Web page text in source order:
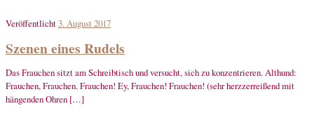
Veröffentlicht3. August 2017
Szenen eines Rudels
Das Frauchen sitzt am Schreibtisch und versucht, sich zu konzentrieren. Althund:
Frauchen, Frauchen. Frauchen! Ey, Frauchen! Frauchen! (sehr herzzerreißend mit
hängenden Ohren […]